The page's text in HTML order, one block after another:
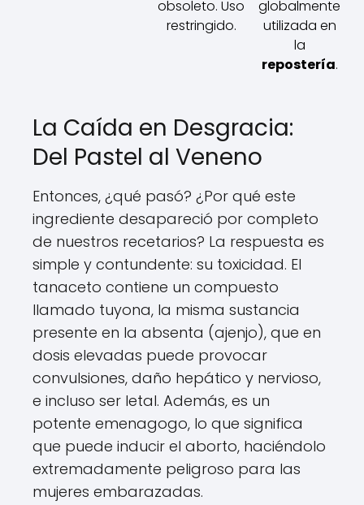
obsoleto. Uso
restringido.
globalmente
utilizada en
la
repostería.
La Caída en Desgracia:
Del Pastel al Veneno
Entonces, ¿qué pasó? ¿Por qué este
ingrediente desapareció por completo
de nuestros recetarios? La respuesta es
simple y contundente: su toxicidad. El
tanaceto contiene un compuesto
llamado tuyona, la misma sustancia
presente en la absenta (ajenjo), que en
dosis elevadas puede provocar
convulsiones, daño hepático y nervioso,
e incluso ser letal. Además, es un
potente emenagogo, lo que significa
que puede inducir el aborto, haciéndolo
extremadamente peligroso para las
mujeres embarazadas.